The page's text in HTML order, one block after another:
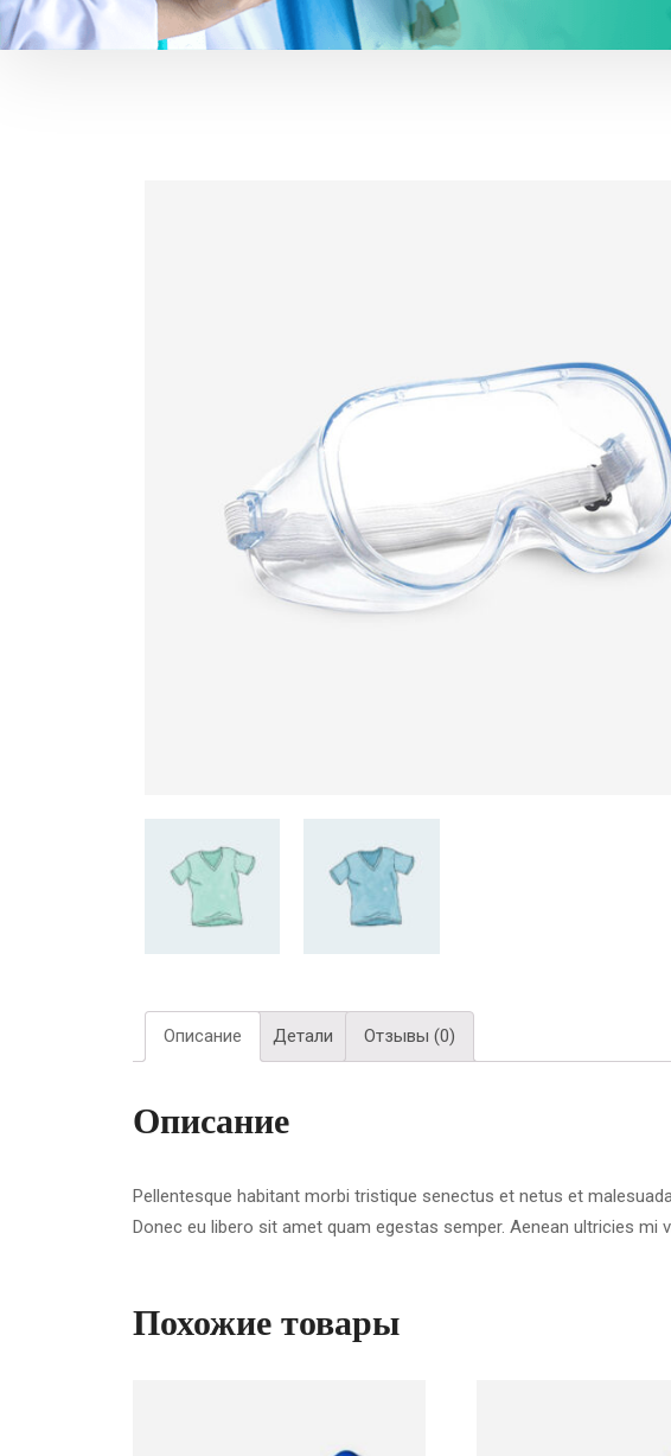
Описание Детали Отзывы (0)
Описание
Pellentesque habitant morbi tristique senectus et netus et
Donec eu libero sit amet quam egestas semper. Aenean ultricies mi
Похожие товары